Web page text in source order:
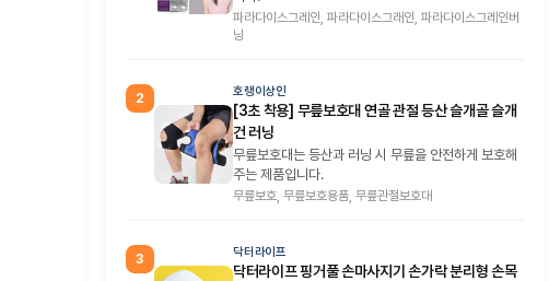
파라다이스그레인, 파라다이스그래인, 파라다이스그레인버
닝
2 호랭이상인
[3초 착용] 무릎보호대 연골 관절 등산 슬개골 슬개
건 러닝
무릎보호대는 등산과 러닝 시 무릎을 안전하게 보호해
주는 제품입니다.
무릎보호, 무릎보호용품, 무릎관절보호대
3 닥터라이프
닥터라이프 핑거풀 손마사지기 손가락 분리형 손목